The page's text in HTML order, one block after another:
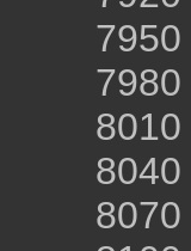
7950
7980
8010
8040
8070